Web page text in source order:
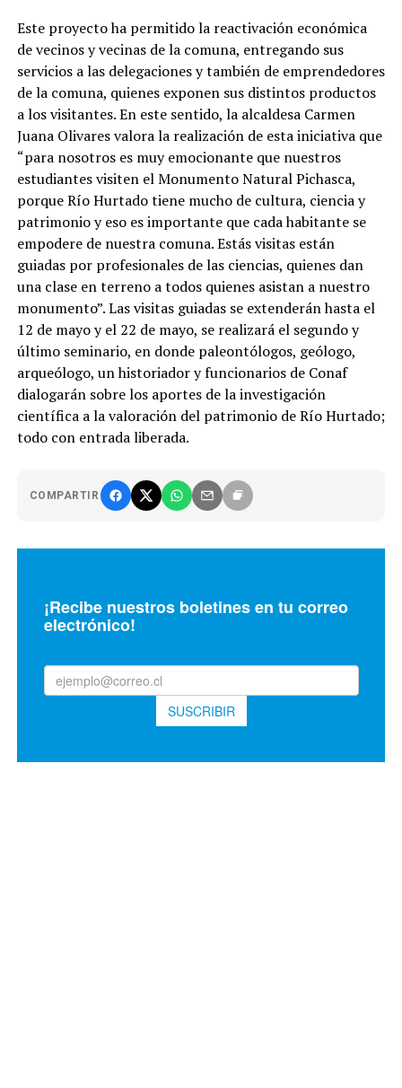
Este proyecto ha permitido la reactivación económica
de vecinos y vecinas de la comuna, entregando sus
servicios a las delegaciones y también de emprendedores
de la comuna, quienes exponen sus distintos productos
a los visitantes. En este sentido, la alcaldesa Carmen
Juana Olivares valora la realización de esta iniciativa que
“para nosotros es muy emocionante que nuestros
estudiantes visiten el Monumento Natural Pichasca,
porque Río Hurtado tiene mucho de cultura, ciencia y
patrimonio y eso es importante que cada habitante se
empodere de nuestra comuna. Estás visitas están
guiadas por profesionales de las ciencias, quienes dan
una clase en terreno a todos quienes asistan a nuestro
monumento”. Las visitas guiadas se extenderán hasta el
12 de mayo y el 22 de mayo, se realizará el segundo y
último seminario, en donde paleontólogos, geólogo,
arqueólogo, un historiador y funcionarios de Conaf
dialogarán sobre los aportes de la investigación
científica a la valoración del patrimonio de Río Hurtado;
todo con entrada liberada.
COMPARTIR